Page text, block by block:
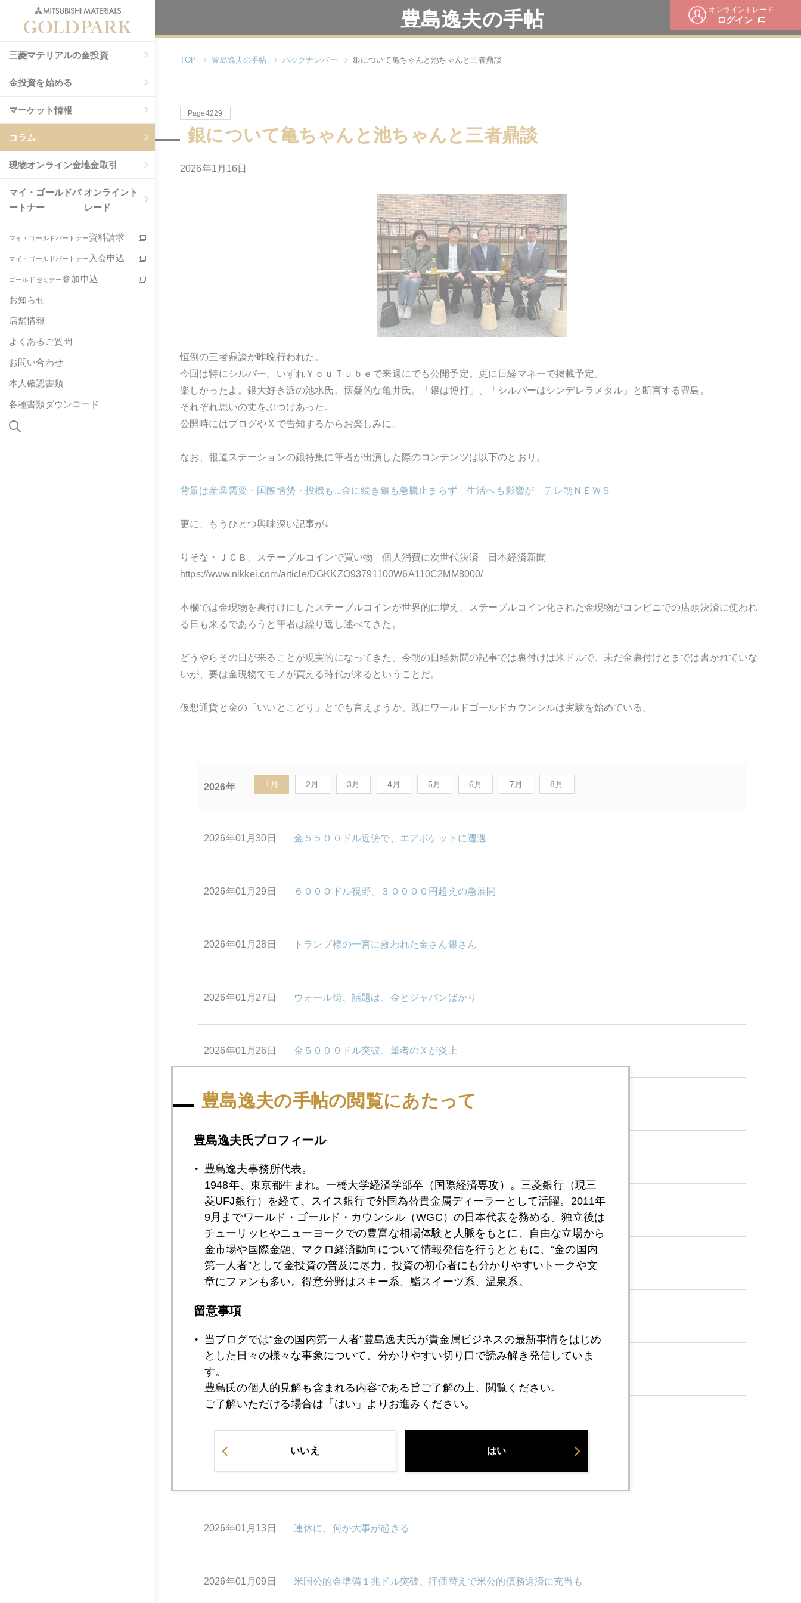
オンライントレード
ログイン
三菱マテリアルの金投資
金投資を始める
マーケット情報
コラム
現物オンライン金地金取引
マイ・ゴールドパ
ートナー
オンライント
レード
マイ・ゴールドパートナー資料請求
マイ・ゴールドパートナー 入会申込
ゴールドセミナー参加申込
お知らせ
店舗情報
よくあるご質問
お問い合わせ
本人確認書類
各種書類ダウンロード
豊島逸夫の手帖
TOP 豊島逸夫の手帖 バックナンバー 銀について亀ちゃんと池ちゃんと三者鼎談
Page4229
銀について亀ちゃんと池ちゃんと三者鼎談
2026年1月16日
恒例の三者鼎談が昨晩行われた。
今回は特にシルバー。いずれＹｏｕＴｕｂｅで来週にでも公開予定。更に日経マネーで掲載予定。
楽しかったよ。銀大好き派の池水氏。懐疑的な亀井氏。「銀は博打」、「シルバーはシンデレラメタル」と断言する豊島。
それぞれ思いの丈をぶつけあった。
公開時にはブログやＸで告知するからお楽しみに。
なお、報道ステーションの銀特集に筆者が出演した際のコンテンツは以下のとおり。
背景は産業需要・国際情勢・投機も...金に続き銀も急騰止まらず 生活へも影響が テレ朝ＮＥＷＳ
更に、もうひとつ興味深い記事が↓
りそな・ＪＣＢ、ステーブルコインで買い物 個人消費に次世代決済 日本経済新聞
https://www.nikkei.com/article/DGKKZO93791100W6A110C2MM8000/
本欄では金現物を裏付けにしたステーブルコインが世界的に増え、ステーブルコイン化された金現物がコンビニでの店頭決済に使われ
る日も来るであろうと筆者は繰り返し述べてきた。
どうやらその日が来ることが現実的になってきた。今朝の日経新聞の記事では裏付けは米ドルで、未だ金裏付けとまでは書かれていな
いが、要は金現物でモノが買える時代が来るということだ。
仮想通貨と金の「いいとこどり」とでも言えようか。既にワールドゴールドカウンシルは実験を始めている。
2026年 1月 2月 3月 4月 5月 6月 7月 8月
2026年01月30日 金５５００ドル近傍で、エアポケットに遭遇
2026年01月29日 ６０００ドル視野、３００００円超えの急展開
2026年01月28日 トランプ様の一言に救われた金さん銀さん
2026年01月27日 ウォール街、話題は、金とジャパンばかり
2026年01月26日 金５０００ドル突破、筆者のＸが炎上
2026年01月23日 金５０００ドル、銀１００ドル、ＮＹ市場レーダー照射
2026年01月21日 高市首相、国際金価格を揺らす
2026年01月20日 ＮＹ金市場、金銀高騰の裏事情
2026年01月19日
2026年01月16日
2026年01月14日 日本は解散総選挙、海外はパウエル訴追とイラン
2026年01月13日 連休に、何か大事が起きる
2026年01月09日 米国公的金準備１兆ドル突破、評価替えで米公的債務返済に充当も
豊島逸夫の手帖の閲覧にあたって
豊島逸夫氏プロフィール
豊島逸夫事務所代表。
1948年、東京都生まれ。一橋大学経済学部卒（国際経済専攻）。三菱銀行（現三
菱UFJ銀行）を経て、スイス銀行で外国為替貴金属ディーラーとして活躍。2011年
9月までワールド・ゴールド・カウンシル（WGC）の日本代表を務める。独立後は
チューリッヒやニューヨークでの豊富な相場体験と人脈をもとに、自由な立場から
金市場や国際金融、マクロ経済動向について情報発信を行うとともに、“金の国内
第一人者”として金投資の普及に尽力。投資の初心者にも分かりやすいトークや文
章にファンも多い。得意分野はスキー系、鮨スイーツ系、温泉系。
留意事項
当ブログでは“金の国内第一人者”豊島逸夫氏が貴金属ビジネスの最新事情をはじめ
とした日々の様々な事象について、分かりやすい切り口で読み解き発信していま
す。
豊島氏の個人的見解も含まれる内容である旨ご了解の上、閲覧ください。
ご了解いただける場合は「はい」よりお進みください。
いいえ はい